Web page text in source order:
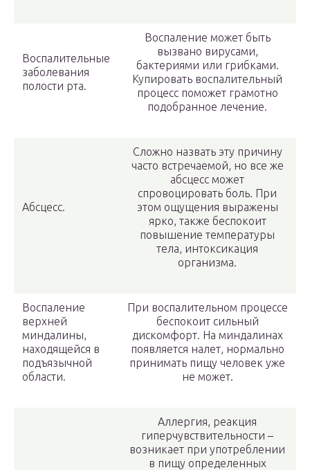
Воспалительные
заболевания
полости рта.
Воспаление может быть
вызвано вирусами,
бактериями или грибками.
Купировать воспалительный
процесс поможет грамотно
подобранное лечение.
Абсцесс.
Сложно назвать эту причину
часто встречаемой, но все же
абсцесс может
спровоцировать боль. При
этом ощущения выражены
ярко, также беспокоит
повышение температуры
тела, интоксикация
организма.
Воспаление
верхней
миндалины,
находящейся в
подъязычной
области.
При воспалительном процессе
беспокоит сильный
дискомфорт. На миндалинах
появляется налет, нормально
принимать пищу человек уже
не может.
Аллергия, реакция
гиперчувствительности –
возникает при употреблении
в пищу определенных